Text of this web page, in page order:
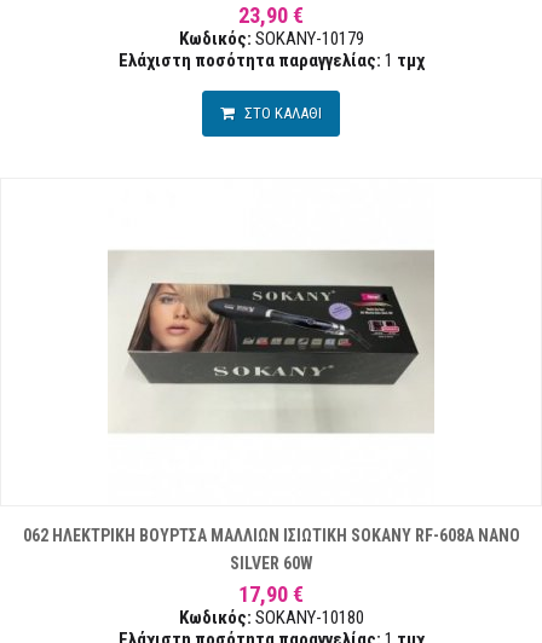
23,90 €
Κωδικός: SOKANY-10179
Ελάχιστη ποσότητα παραγγελίας: 1 τμχ
ΣΤΟ ΚΑΛΑΘΙ
062 ΗΛΕΚΤΡΙΚΗ ΒΟΥΡΤΣΑ ΜΑΛΛΙΩΝ ΙΣΙΩΤΙΚΗ SOKANY RF-608A NANO
SILVER 60W
17,90 €
Κωδικός: SOKANY-10180